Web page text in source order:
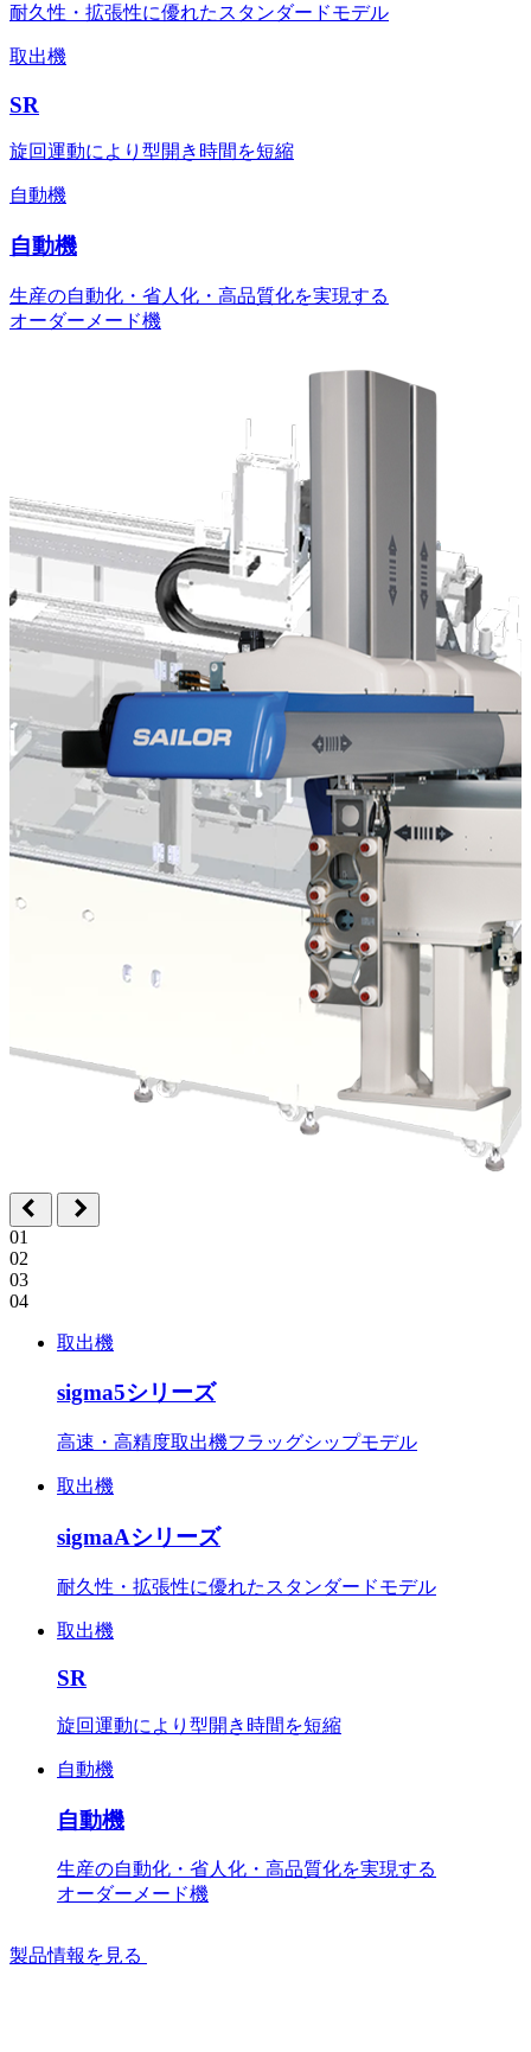
耐久性・拡張性に優れたスタンダードモデル
取出機
SR
旋回運動により型開き時間を短縮
自動機
自動機
生産の自動化・省人化・高品質化を実現する
オーダーメード機
01
02
03
04
取出機
sigma5シリーズ
高速・高精度取出機フラッグシップモデル
取出機
sigmaAシリーズ
耐久性・拡張性に優れたスタンダードモデル
取出機
SR
旋回運動により型開き時間を短縮
自動機
自動機
生産の自動化・省人化・高品質化を実現する
オーダーメード機
製品情報を見る